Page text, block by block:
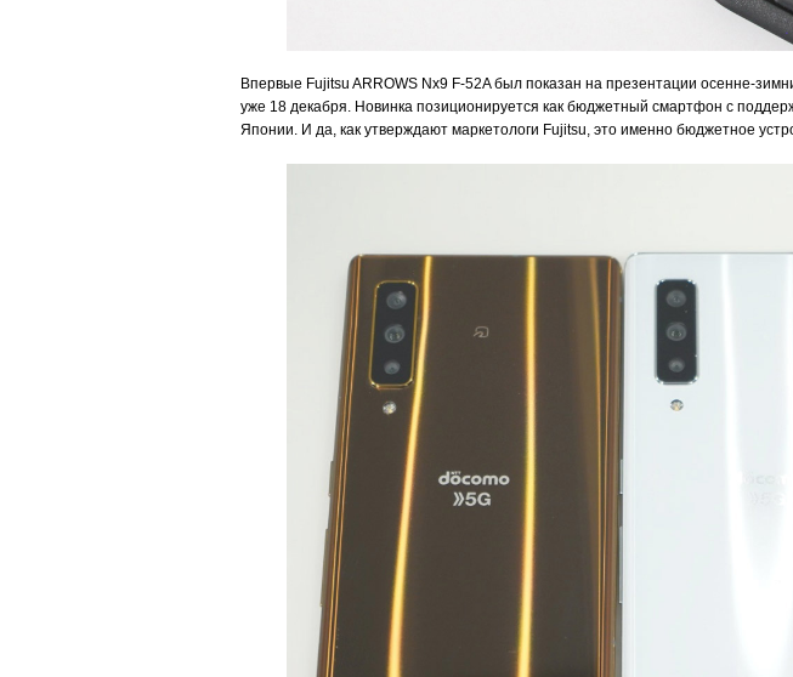
Впервые Fujitsu ARROWS Nx9 F-52A был показан на презентации осенне-
уже 18 декабря. Новинка позиционируется как бюджетный смартфон с
Японии. И да, как утверждают маркетологи Fujitsu, это именно бюджетное